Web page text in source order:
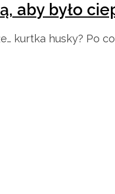
aby było
kurtka husky? Po